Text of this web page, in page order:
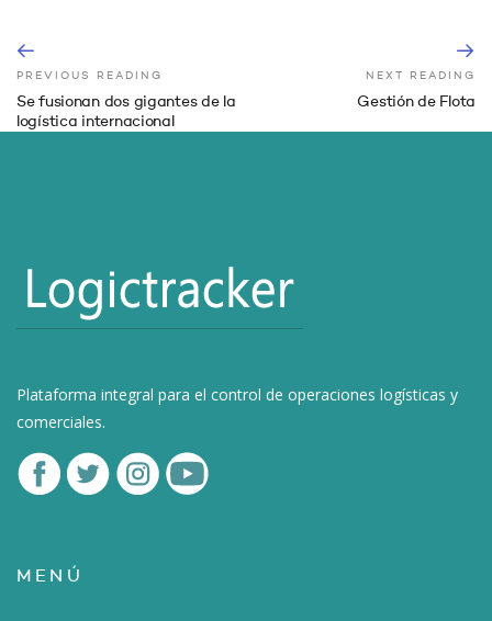
PREVIOUS READING
Se fusionan dos gigantes de la
logística internacional
NEXT READING
Gestión de Flota
Plataforma integral para el control de operaciones logísticas y
comerciales.
MENÚ